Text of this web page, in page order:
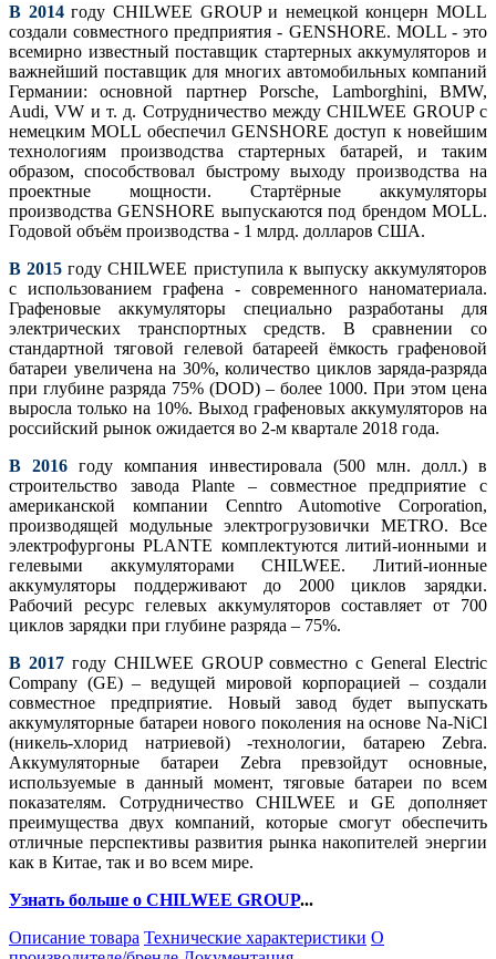
В 2014 году CHILWEE GROUP и немецкой концерн MOLL
создали совместного предприятия - GENSHORE. MOLL - это
всемирно известный поставщик стартерных аккумуляторов и
важнейший поставщик для многих автомобильных компаний
Германии: основной партнер Porsche, Lamborghini, BMW,
Audi, VW и т. д. Сотрудничество между CHILWEE GROUP с
немецким MOLL обеспечил GENSHORE доступ к новейшим
технологиям производства стартерных батарей, и таким
образом, способствовал быстрому выходу производства на
проектные мощности. Стартёрные аккумуляторы
производства GENSHORE выпускаются под брендом MOLL.
Годовой объём производства - 1 млрд. долларов США.
В 2015 году CHILWEE приступила к выпуску аккумуляторов
с использованием графена - современного наноматериала.
Графеновые аккумуляторы специально разработаны для
электрических транспортных средств. В сравнении со
стандартной тяговой гелевой батареей ёмкость графеновой
батареи увеличена на 30%, количество циклов заряда-разряда
при глубине разряда 75% (DOD) – более 1000. При этом цeна
выросла только на 10%. Выход графеновых аккумуляторов на
российский рынок ожидается во 2-м квартале 2018 года.
В 2016году компания инвестировала (500 млн. долл.) в
строительство завода Plante – совместное предприятие с
американской компании Cenntro Automotive Corporation,
производящей модульные электрогрузовички METRO. Все
электрофургоны PLANTE комплектуются литий-ионными и
гелевыми аккумуляторами CHILWEE. Литий-ионные
аккумуляторы поддерживают до 2000 циклов зарядки.
Рабочий ресурс гелевых аккумуляторов составляет от 700
циклов зарядки при глубине разряда – 75%.
В 2017 году CHILWEE GROUP совместно с General Electric
Company (GE) – ведущей мировой корпорацией – создали
совместное предприятие. Новый завод будет выпускать
аккумуляторные батареи нового поколения на основе Na-NiCl
(никель-хлорид натриевой) -технологии, батарею Zebra.
Аккумуляторные батареи Zebra превзойдут основные,
используемые в данный момент, тяговые батареи по всем
показателям. Сотрудничество CHILWEE и GE дополняет
преимущества двух компаний, которые смогут обеспечить
отличные перспективы развития рынка накопителей энергии
как в Китае, так и во всем мире.
Узнать больше о CHILWEE GROUP...
Описание товара Технические характеристики О